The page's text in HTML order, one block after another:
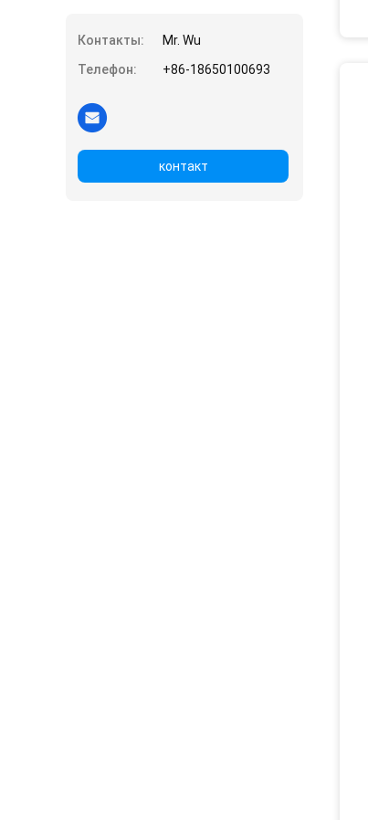
Контакты:
Mr. Wu
Телефон:
+86-18650100693
контакт